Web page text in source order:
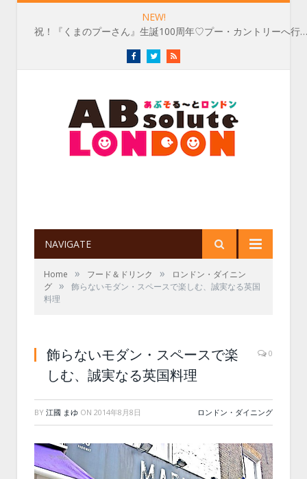
NEW!
祝！『くまのプーさん』生誕100周年♡プー・カントリーへ行こう♪
FacebookTwitterRSS
NAVIGATE
Home » フード＆ドリンク »
ロンドン・ダイニン
グ »
飾らないモダン・スペースで楽しむ、誠実なる英国
料理
飾らないモダン・スペースで楽
しむ、誠実なる英国料理
0
BY 江國 まゆ ON 2014年8月8日 ロンドン・ダイニング